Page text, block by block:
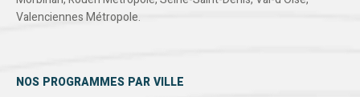
Valenciennes Métropole.
NOS PROGRAMMES PAR VILLE